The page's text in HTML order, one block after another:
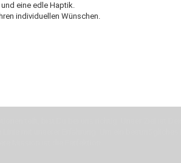
eine edle Haptik.
individuellen Wünschen.
teilt, bist Du bei uns richtig. Unser Ziel ist
mit unserer Erfahrung. Um ein